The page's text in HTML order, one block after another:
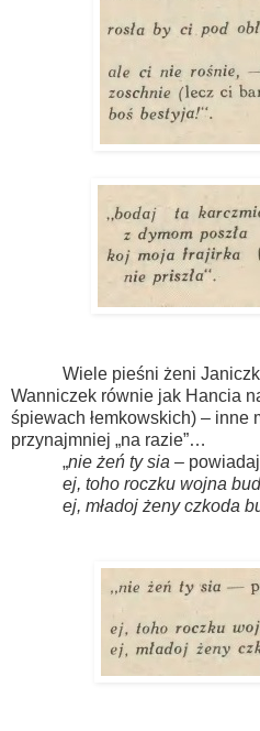
Wiele pieśni żeni
Wanniczek równie jak Hancia
śpiewach łemkowskich) – inne
przynajmniej „na razie”…
„nie żeń ty sia –
ej, toho roczku wojna
ej, mładoj żeny czkoda